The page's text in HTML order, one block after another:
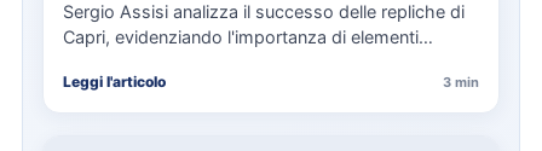
Sergio Assisi analizza il successo delle repliche di
Capri, evidenziando l'importanza di elementi
Leggi l'articolo 3 min